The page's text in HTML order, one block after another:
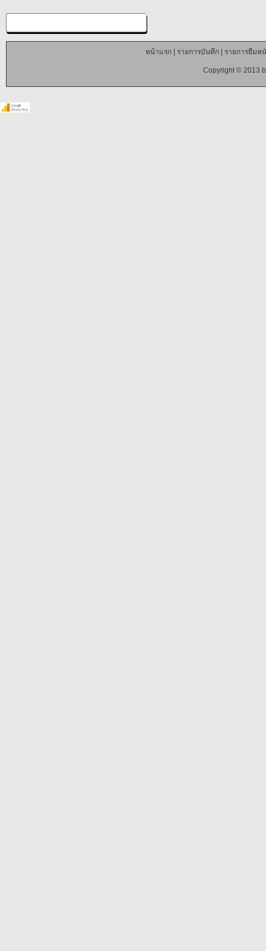
หน้าแรก| รายการบันทึก| รายการยืมห
Copyright © 2013